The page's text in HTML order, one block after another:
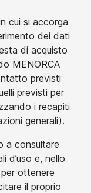
cui si accorga
dei dati
di acquisto
MENORCA
previsti
previsti per
i recapiti
generali).
a consultare
d’uso e, nello
ottenere
il proprio